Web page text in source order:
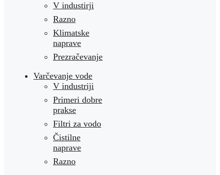
V industirji
Razno
Klimatske
naprave
Prezračevanje
Varčevanje vode
V industriji
Primeri dobre
prakse
Filtri za vodo
Čistilne
naprave
Razno